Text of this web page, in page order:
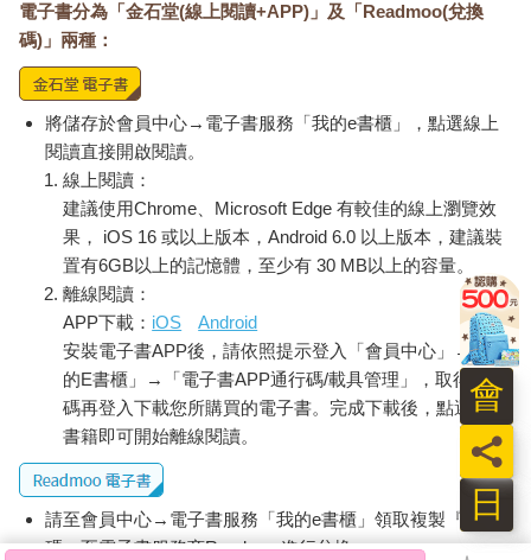
電子書分為「金石堂(線上閱讀+APP)」及「Readmoo(兌換
碼)」兩種：
將儲存於會員中心→電子書服務「我的e書櫃」，點選線上
閱讀直接開啟閱讀。
線上閱讀：
建議使用Chrome、Microsoft Edge 有較佳的線上瀏覽效
果， iOS 16 或以上版本，Android 6.0 以上版本，建議裝
置有6GB以上的記憶體，至少有 30 MB以上的容量。
離線閱讀：
APP下載： iOS
Android
安裝電子書APP後，請依照提示登入「會員中心」→「我
的E書櫃」→「電子書APP通行碼/載具管理」，取得通行
碼再登入下載您所購買的電子書。完成下載後，點選任一
書籍即可開始離線閱讀。
請至會員中心→電子書服務「我的e書櫃」領取複製『兌換
碼』至電子書服務商Readmoo進行兌換。
日
員
會